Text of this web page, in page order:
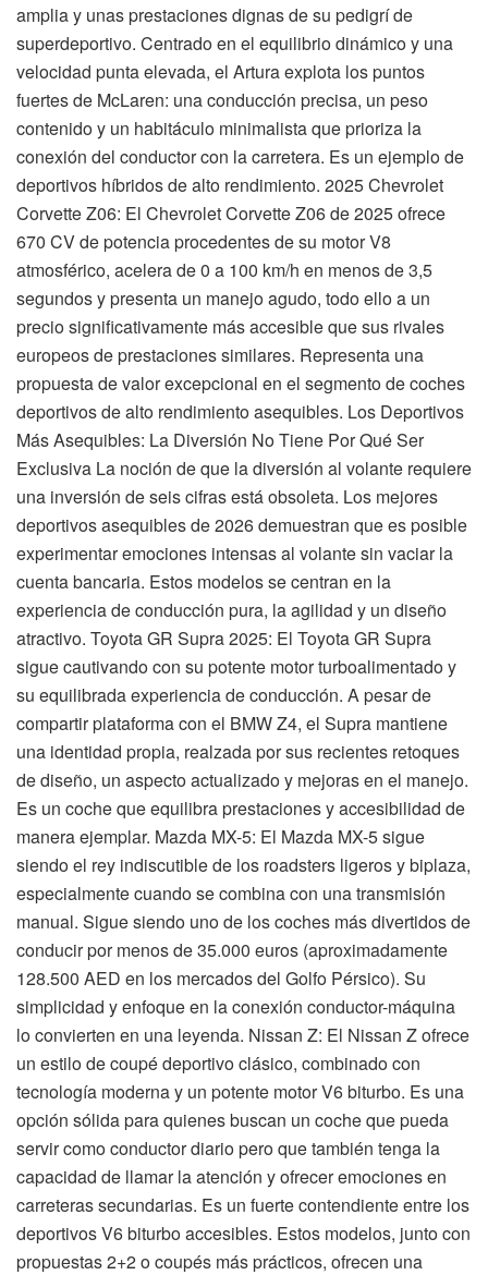
amplia y unas prestaciones dignas de su pedigrí de
superdeportivo. Centrado en el equilibrio dinámico y una
velocidad punta elevada, el Artura explota los puntos
fuertes de McLaren: una conducción precisa, un peso
contenido y un habitáculo minimalista que prioriza la
conexión del conductor con la carretera. Es un ejemplo de
deportivos híbridos de alto rendimiento. 2025 Chevrolet
Corvette Z06: El Chevrolet Corvette Z06 de 2025 ofrece
670 CV de potencia procedentes de su motor V8
atmosférico, acelera de 0 a 100 km/h en menos de 3,5
segundos y presenta un manejo agudo, todo ello a un
precio significativamente más accesible que sus rivales
europeos de prestaciones similares. Representa una
propuesta de valor excepcional en el segmento de coches
deportivos de alto rendimiento asequibles. Los Deportivos
Más Asequibles: La Diversión No Tiene Por Qué Ser
Exclusiva La noción de que la diversión al volante requiere
una inversión de seis cifras está obsoleta. Los mejores
deportivos asequibles de 2026 demuestran que es posible
experimentar emociones intensas al volante sin vaciar la
cuenta bancaria. Estos modelos se centran en la
experiencia de conducción pura, la agilidad y un diseño
atractivo. Toyota GR Supra 2025: El Toyota GR Supra
sigue cautivando con su potente motor turboalimentado y
su equilibrada experiencia de conducción. A pesar de
compartir plataforma con el BMW Z4, el Supra mantiene
una identidad propia, realzada por sus recientes retoques
de diseño, un aspecto actualizado y mejoras en el manejo.
Es un coche que equilibra prestaciones y accesibilidad de
manera ejemplar. Mazda MX-5: El Mazda MX-5 sigue
siendo el rey indiscutible de los roadsters ligeros y biplaza,
especialmente cuando se combina con una transmisión
manual. Sigue siendo uno de los coches más divertidos de
conducir por menos de 35.000 euros (aproximadamente
128.500 AED en los mercados del Golfo Pérsico). Su
simplicidad y enfoque en la conexión conductor-máquina
lo convierten en una leyenda. Nissan Z: El Nissan Z ofrece
un estilo de coupé deportivo clásico, combinado con
tecnología moderna y un potente motor V6 biturbo. Es una
opción sólida para quienes buscan un coche que pueda
servir como conductor diario pero que también tenga la
capacidad de llamar la atención y ofrecer emociones en
carreteras secundarias. Es un fuerte contendiente entre los
deportivos V6 biturbo accesibles. Estos modelos, junto con
propuestas 2+2 o coupés más prácticos, ofrecen una